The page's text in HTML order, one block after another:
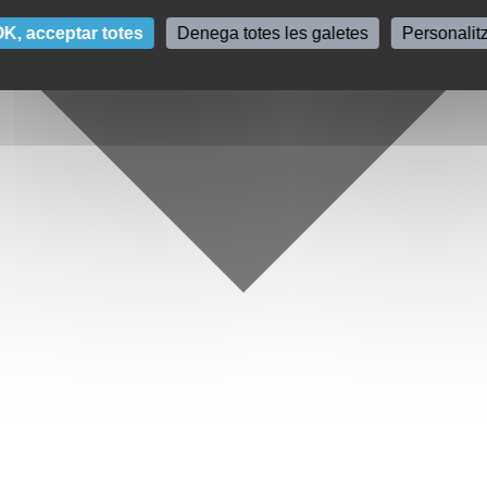
acceptar totes Denega totes les galetes